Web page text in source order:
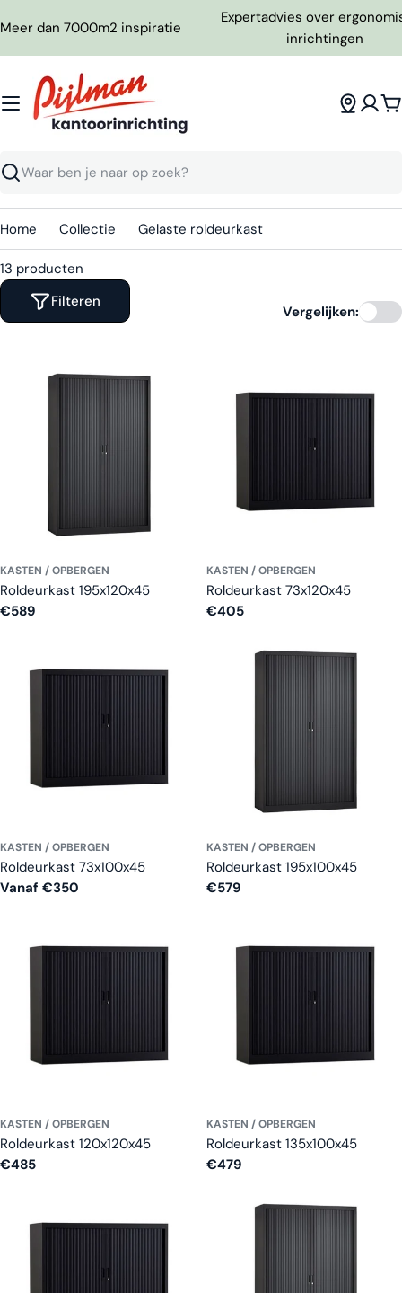
naar
inhoud
Meer dan 7000m2 inspiratie
Expertadvies over
inrichtingen
Zoeken
Home Collectie Gelaste roldeurkast
13 producten
Filteren
Vergelijken:
KASTEN / OPBERGEN
Roldeurkast 195x120x45
Normale
€589
KASTEN / OPBERGEN
Roldeurkast 73x120x45
Normale
€405
KASTEN / OPBERGEN
Roldeurkast 73x100x45
Normale
Vanaf €350
KASTEN / OPBERGEN
Roldeurkast 195x100x45
Normale
€579
KASTEN / OPBERGEN
Roldeurkast 120x120x45
Normale
€485
KASTEN / OPBERGEN
Roldeurkast 135x100x45
Normale
€479